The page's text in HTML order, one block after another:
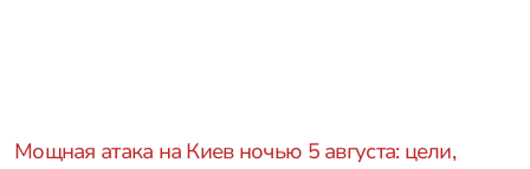
Мощная атака на Киев ночью 5 августа: цели,